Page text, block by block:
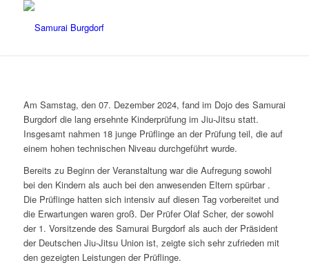
Am Samstag, den 07. Dezember 2024, fand im Dojo des Samurai
Burgdorf die lang ersehnte Kinderprüfung im Jiu-Jitsu statt.
Insgesamt nahmen 18 junge Prüflinge an der Prüfung teil, die auf
einem hohen technischen Niveau durchgeführt wurde.
Bereits zu Beginn der Veranstaltung war die Aufregung sowohl
bei den Kindern als auch bei den anwesenden Eltern spürbar .
Die Prüflinge hatten sich intensiv auf diesen Tag vorbereitet und
die Erwartungen waren groß. Der Prüfer Olaf Scher, der sowohl
der 1. Vorsitzende des Samurai Burgdorf als auch der Präsident
der Deutschen Jiu-Jitsu Union ist, zeigte sich sehr zufrieden mit
den gezeigten Leistungen der Prüflinge.